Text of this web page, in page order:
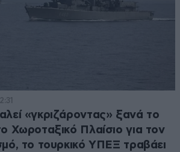
«γκριζάροντας» ξανά το
Χωροταξικό Πλαίσιο για τον
το τουρκικό ΥΠΕΞ τραβάει